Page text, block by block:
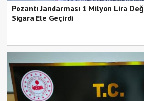
Pozantı Jandarması 1 Milyon Lira
Sigara Ele Geçirdi